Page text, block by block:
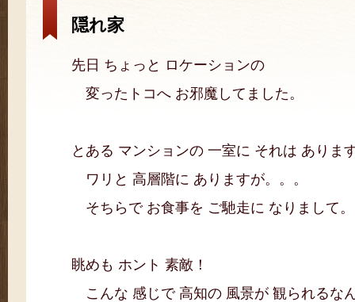
隠れ家
先日 ちょっと ロケーションの
変ったトコへ お邪魔してました。
とある マンションの 一室に それは ありま
ワリと 高層階に ありますが。。。
そちらで お食事を ご馳走に なりまして
眺めも ホント 素敵！
こんな 感じで 高知の 風景が 観られるな